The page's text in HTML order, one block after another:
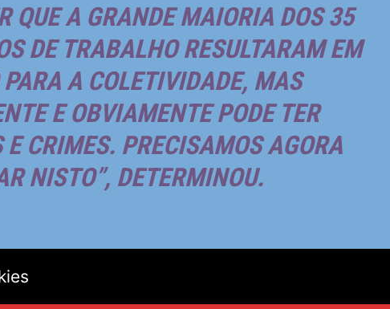
QUE A GRANDE MAIORIA DOS 35
DE TRABALHO RESULTARAM EM
A COLETIVIDADE, MAS
E OBVIAMENTE PODE TER
E CRIMES. PRECISAMOS AGORA
NISTO”, DETERMINOU.
que um primeiro resultado da análise dos relatórios
por órgãos como a Advocacia-Geral da União (AGU).